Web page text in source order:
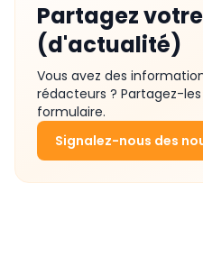
Partagez
(d'actualité)
Vous avez des
rédacteurs ? Partagez-
formulaire.
Signalez-nous des